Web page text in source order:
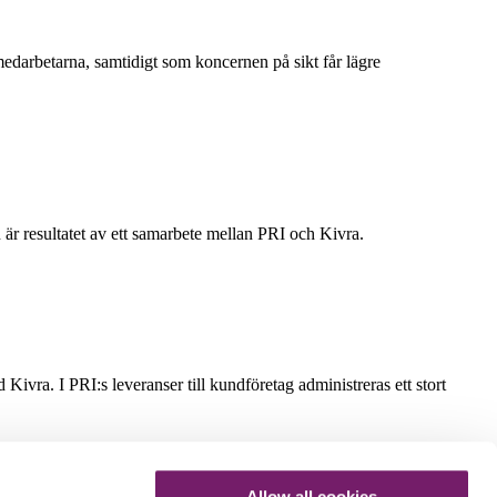
samtidigt som koncernen på sikt får lägre
resultatet av ett samarbete mellan PRI och Kivra.
Kivra. I PRI:s leveranser till kundföretag administreras ett stort